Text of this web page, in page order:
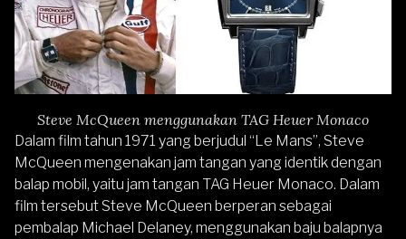
Steve McQueen menggunakan TAG Heuer Monaco
Dalam film tahun 1971 yang berjudul “Le Mans”, Steve
McQueen mengenakan jam tangan yang identik dengan
balap mobil, yaitu jam tangan TAG Heuer Monaco. Dalam
film tersebut Steve McQueen berperan sebagai
pembalap Michael Delaney, menggunakan baju balapnya